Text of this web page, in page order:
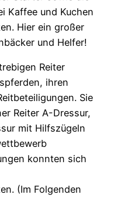
Kaffee und Kuchen
Hier ein großer
und Helfer!
Reiter
ihren
Sie
Reiter A-Dressur,
mit Hilfszügeln
konnten sich
(Im Folgenden